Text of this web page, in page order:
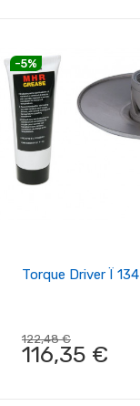
-5%
Torque Driver Ï 134
122,48 €
116,35 €